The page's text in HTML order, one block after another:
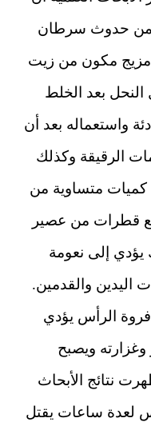
من حدوث سرطان
مزيج مكون من زيت
بعد الخلط
واستعماله بعد أن
الرقيقة وكذلك
كميات متساوية من
قطرات من عصير
يؤدي إلى نعومة
اليدين والقدمين.
الرأس يؤدي
وغزارته ويصبح
نتائج الأبحاث
لعدة ساعات يقتل